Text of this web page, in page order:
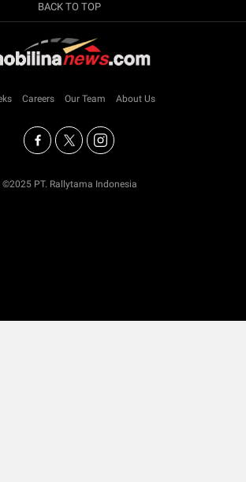
BACK TO TOP
Careers Our Team About Us
©2025 PT. Rallytama Indonesia